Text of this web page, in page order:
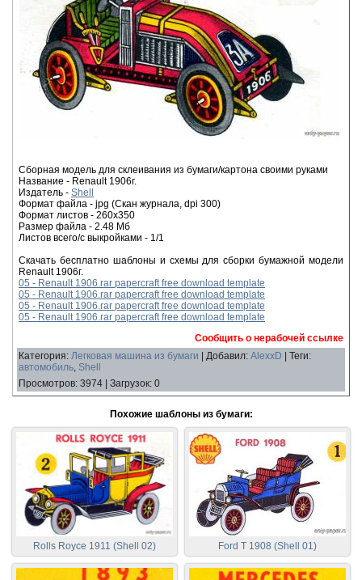
Сборная модель для склеивания из бумаги/картона своими руками
Название - Renault 1906г.
Издатель - Shell
Формат файла - jpg (Скан журнала, dpi 300)
Формат листов - 260x350
Размер файла - 2.48 Мб
Листов всего/с выкройками - 1/1
Скачать бесплатно шаблоны и схемы для сборки бумажной модели
Renault 1906г.
05 - Renault 1906.rar papercraft free download template
05 - Renault 1906.rar papercraft free download template
05 - Renault 1906.rar papercraft free download template
05 - Renault 1906.rar papercraft free download template
Сообщить о нерабочей ссылке
Категория: Легковая машина из бумаги Добавил: AlexxD Теги:
автомобиль, Shell
Просмотров: 3974 Загрузок: 0
Похожие шаблоны из бумаги:
Rolls Royce 1911 (Shell 02) Ford T 1908 (Shell 01)